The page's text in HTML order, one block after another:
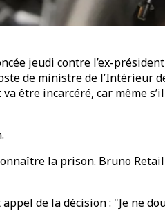
jeudi contre l’ex-
de ministre de l’Intérieur
être incarcéré, car même
la prison. Bruno
de la décision : "Je ne